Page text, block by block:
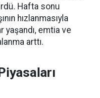
Hafta sonu
hızlanmasıyla
yaşandı, emtia ve
arttı.